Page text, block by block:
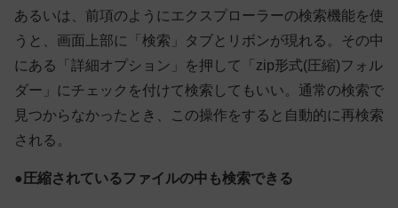
あるいは、前項のようにエクスプローラーの検索機能を使
うと、画面上部に「検索」タブとリボンが現れる。その中
にある「詳細オプション」を押して「zip形式(圧縮)フォル
ダー」にチェックを付けて検索してもいい。通常の検索で
見つからなかったとき、この操作をすると自動的に再検索
される。
●圧縮されているファイルの中も検索できる